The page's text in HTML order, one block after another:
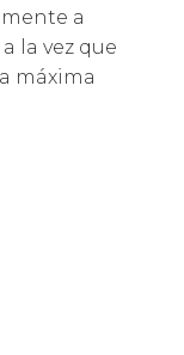
a
la vez que
máxima